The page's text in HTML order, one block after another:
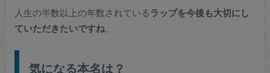
人生の半数以上の年数されているラップを今後も大切にし
ていただきたいですね
気になる本名は？